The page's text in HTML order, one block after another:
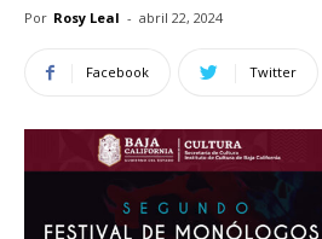
Por Rosy Leal - abril 22, 2024
Facebook Twitter